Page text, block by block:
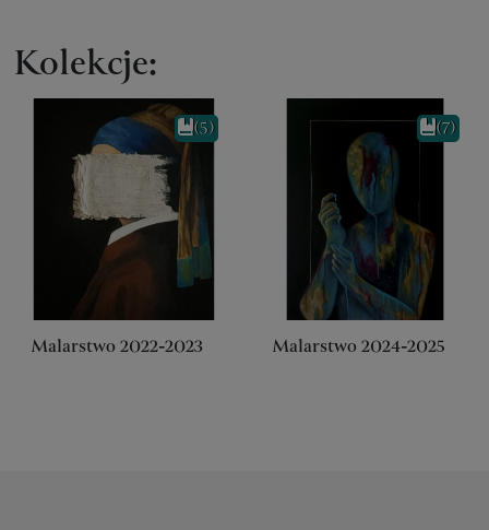
Kolekcje:
Malarstwo 2022-2023
(5)
Malarstwo 2024-2025
(7)